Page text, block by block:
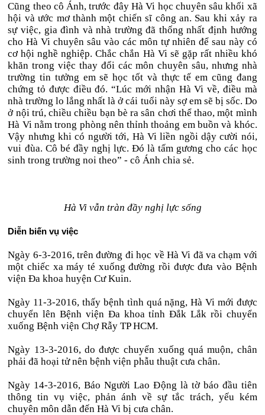
Cũng theo cô Ánh, trước đây Hà Vi học chuyên sâu khối xã
hội và ước mơ thành một chiến sĩ công an. Sau khi xảy ra
sự việc, gia đình và nhà trường đã thống nhất định hướng
cho Hà Vi chuyên sâu vào các môn tự nhiên để sau này có
cơ hội nghề nghiệp. Chắc chắn Hà Vi sẽ gặp rất nhiều khó
khăn trong việc thay đổi các môn chuyên sâu, nhưng nhà
trường tin tưởng em sẽ học tốt và thực tế em cũng đang
chứng tỏ được điều đó. “Lúc mới nhận Hà Vi về, điều mà
nhà trường lo lắng nhất là ở cái tuổi này sợ em sẽ bị sốc. Do
ở nội trú, chiều chiều bạn bè ra sân chơi thể thao, một mình
Hà Vi nằm trong phòng nên thỉnh thoảng em buồn và khóc.
Vậy nhưng khi có người tới, Hà Vi liền ngồi dậy cười nói,
vui đùa. Cô bé đầy nghị lực. Đó là tấm gương cho các học
sinh trong trường noi theo” - cô Ánh chia sẻ.
Hà Vi vẫn tràn đầy nghị lực sống
Diễn biến vụ việc
Ngày 6-3-2016, trên đường đi học về Hà Vi đã va chạm với
một chiếc xa máy té xuống đường rồi được đưa vào Bệnh
viện Đa khoa huyện Cư Kuin.
Ngày 11-3-2016, thấy bệnh tình quá nặng, Hà Vi mới được
chuyển lên Bệnh viện Đa khoa tỉnh Đắk Lắk rồi chuyển
xuống Bệnh viện Chợ Rẫy TP HCM.
Ngày 13-3-2016, do được chuyển xuống quá muộn, chân
phải đã hoại tử nên bệnh viện phẫu thuật cưa chân.
Ngày 14-3-2016, Báo Người Lao Động là tờ báo đầu tiên
thông tin vụ việc, phản ánh về sự tắc trách, yếu kém
chuyên môn dẫn đến Hà Vi bị cưa chân.